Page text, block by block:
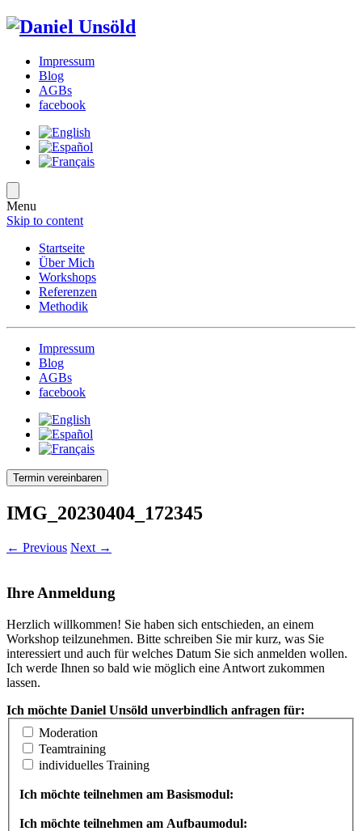
Impressum
Blog
AGBs
facebook
Menu
Skip to content
Startseite
Über Mich
Workshops
Referenzen
Methodik
Impressum
Blog
AGBs
facebook
Termin vereinbaren
IMG_20230404_172345
← Previous Next →
Ihre Anmeldung
Herzlich willkommen! Sie haben sich entschieden, an einem
Workshop teilzunehmen. Bitte schreiben Sie mir kurz, was Sie
interessiert und auch für welches Datum Sie sich anmelden wollen.
Ich werde Ihnen so bald wie möglich eine Antwort zukommen
lassen.
Ich möchte Daniel Unsöld unverbindlich anfragen für:
Moderation
Teamtraining
individuelles Training
Ich möchte teilnehmen am Basismodul:
Ich möchte teilnehmen am Aufbaumodul: